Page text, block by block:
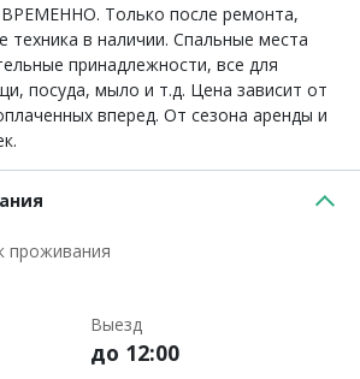
Только после ремонта,
техника в наличии. Спальные места
принадлежности, все для
посуда, мыло и т.д. Цена зависит от
вперед. От сезона аренды и
проживания
Выезд
до 12:00